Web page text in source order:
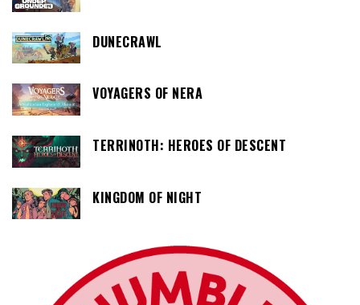
DUNECRAWL
VOYAGERS OF NERA
TERRINOTH: HEROES OF DESCENT
KINGDOM OF NIGHT